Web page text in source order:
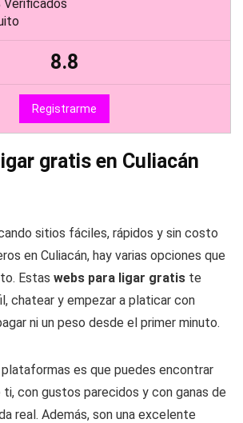
Verificados
8.8
Registrarme
gratis en Culiacán
sitios fáciles, rápidos y sin costo
en Culiacán, hay varias opciones que
Estas webs para ligar gratis te
chatear y empezar a platicar con
ni un peso desde el primer minuto.
es que puedes encontrar
con gustos parecidos y con ganas de
real. Además, son una excelente